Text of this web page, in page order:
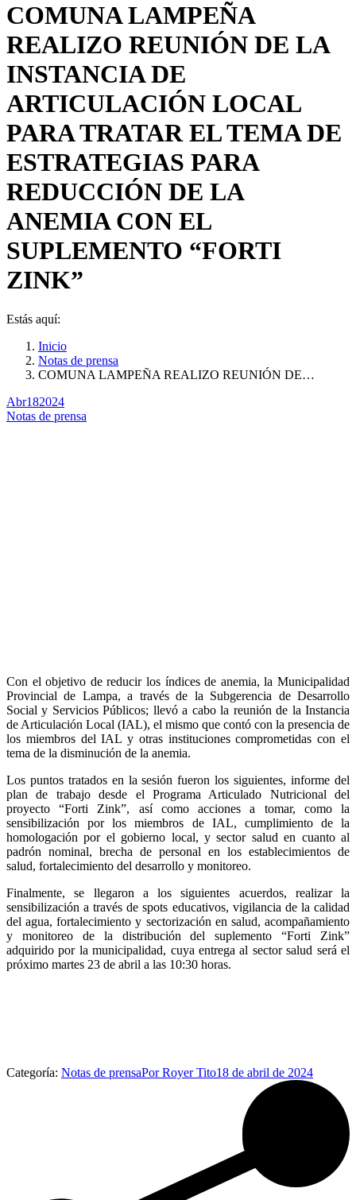
COMUNA LAMPEÑA
REALIZO REUNIÓN DE LA
INSTANCIA DE
ARTICULACIÓN LOCAL
PARA TRATAR EL TEMA DE
ESTRATEGIAS PARA
REDUCCIÓN DE LA
ANEMIA CON EL
SUPLEMENTO “FORTI
ZINK”
Estás aquí:
Inicio
Notas de prensa
COMUNA LAMPEÑA REALIZO REUNIÓN DE…
Abr182024
Notas de prensa
Con el objetivo de reducir los índices de anemia, la Municipalidad
Provincial de Lampa, a través de la Subgerencia de Desarrollo
Social y Servicios Públicos; llevó a cabo la reunión de la Instancia
de Articulación Local (IAL), el mismo que contó con la presencia de
los miembros del IAL y otras instituciones comprometidas con el
tema de la disminución de la anemia.
Los puntos tratados en la sesión fueron los siguientes, informe del
plan de trabajo desde el Programa Articulado Nutricional del
proyecto “Forti Zink”, así como acciones a tomar, como la
sensibilización por los miembros de IAL, cumplimiento de la
homologación por el gobierno local, y sector salud en cuanto al
padrón nominal, brecha de personal en los establecimientos de
salud, fortalecimiento del desarrollo y monitoreo.
Finalmente, se llegaron a los siguientes acuerdos, realizar la
sensibilización a través de spots educativos, vigilancia de la calidad
del agua, fortalecimiento y sectorización en salud, acompañamiento
y monitoreo de la distribución del suplemento “Forti Zink”
adquirido por la municipalidad, cuya entrega al sector salud será el
próximo martes 23 de abril a las 10:30 horas.
Categoría: Notas de prensaPorRoyer Tito18 de abril de 2024